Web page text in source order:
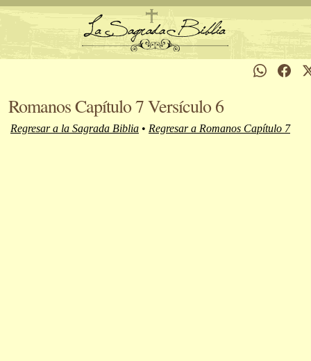
Romanos Capítulo 7 Versículo 6
Regresar a la Sagrada Biblia • Regresar a Romanos Capítulo 7